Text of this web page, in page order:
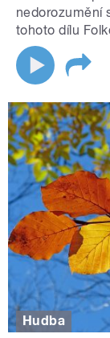
nedorozumění
tohoto dílu
Hudba